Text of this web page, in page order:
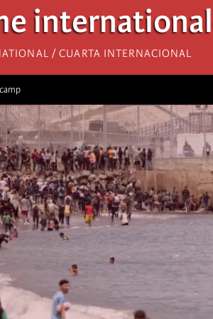
/ Cuarta Internacional